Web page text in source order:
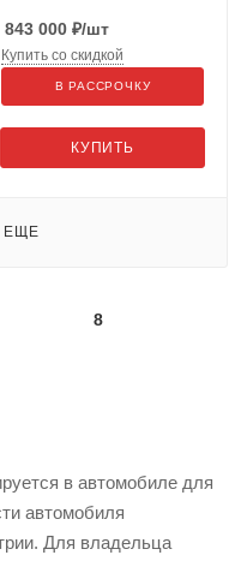
843 000 ₽/шт
КУПИТЬ
Купить со скидкой
В РАССРОЧКУ
ЕЩЕ
8
в автомобиле для
автомобиля
Для владельца